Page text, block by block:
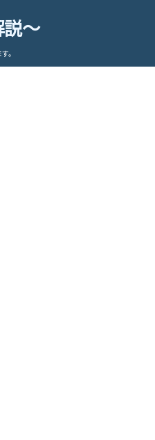
～
。